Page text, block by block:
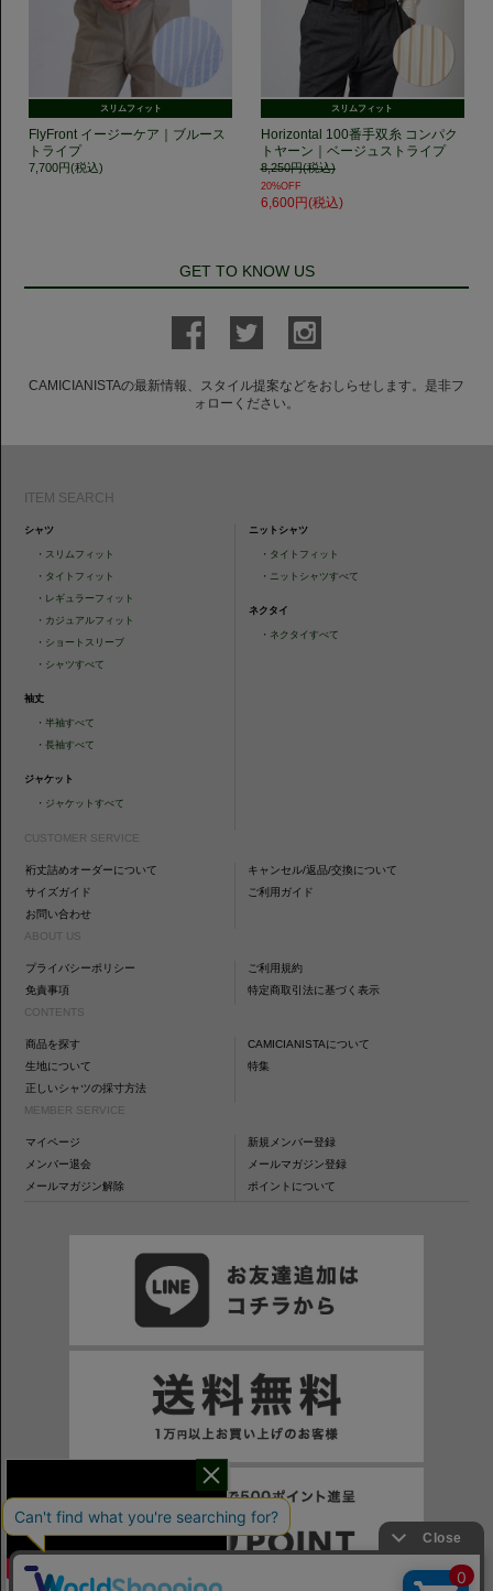
スリムフィット
FlyFront イージーケア｜ブルース
トライプ
7,700円(税込)
スリムフィット
Horizontal 100番手双糸 コンパク
トヤーン｜ベージュストライプ
8,250円(税込)
20%OFF
6,600円(税込)
GET TO KNOW US
CAMICIANISTAの最新情報、スタイル提案などをおしらせします。是非フ
ォローください。
ITEM SEARCH
シャツ
・ スリムフィット
・ タイトフィット
・ レギュラーフィット
・ カジュアルフィット
・ ショートスリーブ
・ シャツすべて
袖丈
・半袖すべて
・長袖すべて
ジャケット
・ ジャケットすべて
ニットシャツ
・ タイトフィット
・ ニットシャツすべて
ネクタイ
・ ネクタイすべて
CUSTOMER SERVICE
裄丈詰めオーダーについて
キャンセル/返品/交換について
サイズガイド
ご利用ガイド
お問い合わせ
ABOUT US
プライバシーポリシー
ご利用規約
免責事項
特定商取引法に基づく表示
CONTENTS
商品を探す
CAMICIANISTAについて
生地について
特集
正しいシャツの採寸方法
MEMBER SERVICE
マイページ
新規メンバー登録
メンバー退会
メールマガジン登録
メールマガジン解除
ポイントについて